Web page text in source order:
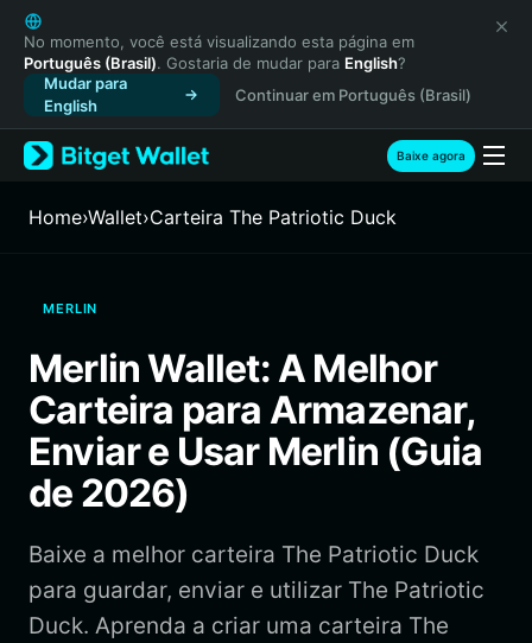
English
日本語
Tiếng Việt
Русский
Español (Latinoamérica)
Türkçe
Français
繁體中文
Bahasa Indonesia
ภาษาไทย
हिन्दी
Español
Português (Brasil)
No momento, você está visualizando esta página em
Português (Brasil). Gostaria de mudar para English?
Mudar para
English
Continuar em Português (Brasil)
Baixe agora
Home›Wallet›Carteira The Patriotic Duck
MERLIN
Merlin Wallet: A Melhor
Carteira para Armazenar,
Enviar e Usar Merlin (Guia
de 2026)
Baixe a melhor carteira The Patriotic Duck
para guardar, enviar e utilizar The Patriotic
Duck. Aprenda a criar uma carteira The